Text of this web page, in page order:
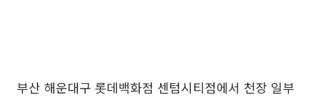
부산 해운대구 롯데백화점 센텀시티점에서 천장 일부